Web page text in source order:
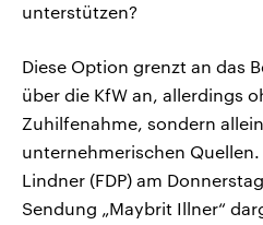
unterstützen?
Diese Option grenzt an das
über die KfW an, allerdings
Zuhilfenahme, sondern
unternehmerischen
Lindner (FDP) am
Sendung „Maybrit Illner“